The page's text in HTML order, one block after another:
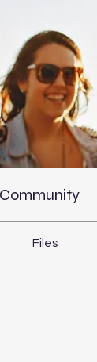
Files